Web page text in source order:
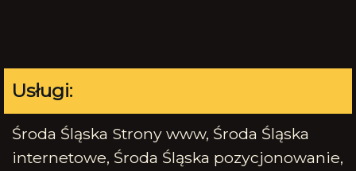
Usługi:
Środa Śląska Strony www, Środa Śląska
internetowe, Środa Śląska pozycjonowanie,